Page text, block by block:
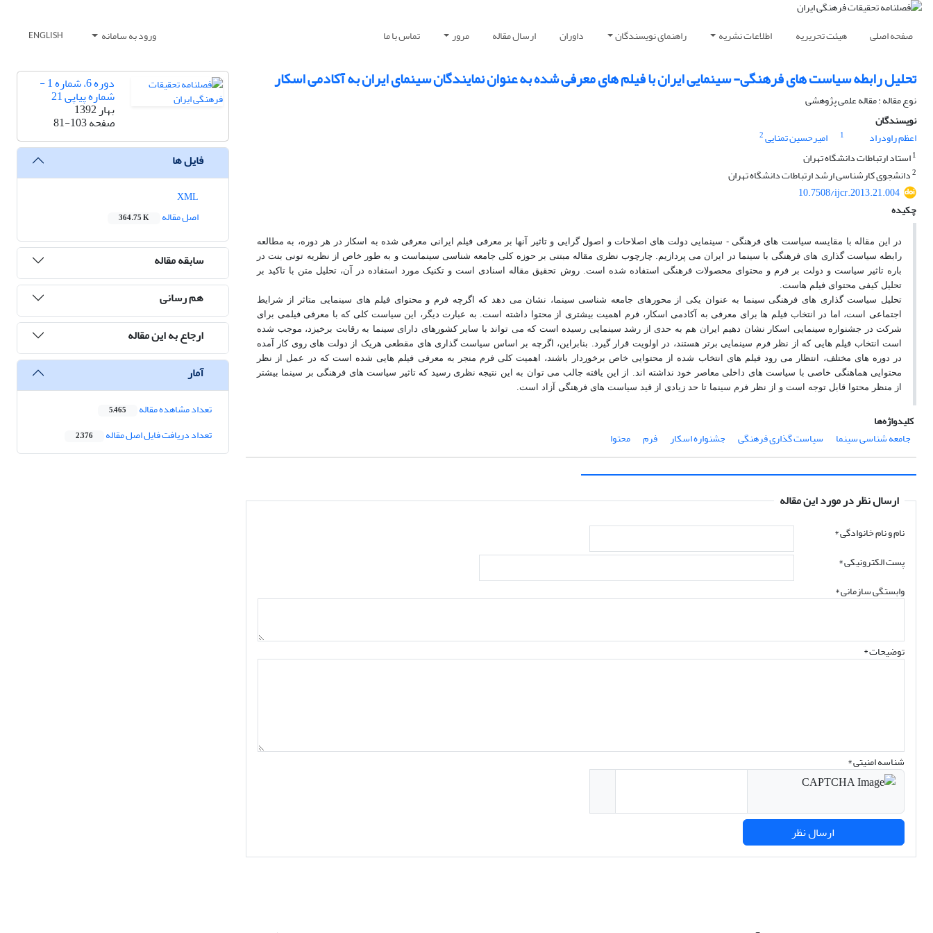
صفحه اصلی هیئت تحریریه اطلاعات نشریه راهنمای نویسندگان داوران ارسال مقاله مرور تماس با ما ورود به سامانه ENGLISH
تحلیل رابطه سیاست های فرهنگی- سینمایی ایران با فیلم های معرفی شده به عنوان نمایندگان سینمای ایران به آکادمی اسکار
نوع مقاله : مقاله علمی پژوهشی
نویسندگان
اعظم راودراد
1 امیرحسین تمنایی2
1استاد ارتباطات دانشگاه تهران
2دانشجوی کارشناسی ارشد ارتباطات دانشگاه تهران
10.7508/ijcr.2013.21.004
چکیده
در این مقاله با مقایسه سیاست های فرهنگی - سینمایی دولت های اصلاحات و اصول گرایی و تاثیر آنها بر معرفی فیلم ایرانی معرفی شده به اسکار در هر دوره، به مطالعه
رابطه سیاست گذاری های فرهنگی با سینما در ایران می پردازیم. چارچوب نظری مقاله مبتنی بر حوزه کلی جامعه شناسی سینماست و به طور خاص از نظریه تونی بنت در
باره تاثیر سیاست و دولت بر فرم و محتوای محصولات فرهنگی استفاده شده است. روش تحقیق مقاله اسنادی است و تکنیک مورد استفاده در آن، تحلیل متن با تاکید بر
تحلیل کیفی محتوای فیلم هاست.
تحلیل سیاست گذاری های فرهنگی سینما به عنوان یکی از محورهای جامعه شناسی سینما، نشان می دهد که اگرچه فرم و محتوای فیلم های سینمایی متاثر از شرایط
اجتماعی است، اما در انتخاب فیلم ها برای معرفی به آکادمی اسکار، فرم اهمیت بیشتری از محتوا داشته است. به عبارت دیگر، این سیاست کلی که با معرفی فیلمی برای
شرکت در جشنواره سینمایی اسکار نشان دهیم ایران هم به حدی از رشد سینمایی رسیده است که می تواند با سایر کشورهای دارای سینما به رقابت برخیزد، موجب شده
است انتخاب فیلم هایی که از نظر فرم سینمایی برتر هستند، در اولویت قرار گیرد. بنابراین، اگرچه بر اساس سیاست گذاری های مقطعی هریک از دولت های روی کار آمده
در دوره های مختلف، انتظار می رود فیلم های انتخاب شده از محتوایی خاص برخوردار باشند، اهمیت کلی فرم منجر به معرفی فیلم هایی شده است که در عمل از نظر
محتوایی هماهنگی خاصی با سیاست های داخلی معاصر خود نداشته اند. از این یافته جالب می توان به این نتیجه نظری رسید که تاثیر سیاست های فرهنگی بر سینما بیشتر
از منظر محتوا قابل توجه است و از نظر فرم سینما تا حد زیادی از قید سیاست های فرهنگی آزاد است.
کلیدواژه‌ها
جامعه شناسی سینما
سیاست گذاری فرهنگی جشنواره اسکار فرم محتوا
ارسال نظر در مورد این مقاله
نام و نام خانوادگی*
پست الکترونیکی*
وابستگی سازمانی *
توضیحات *
شناسه امنیتی *
دوره 6، شماره 1 -
شماره پیاپی 21
بهار 1392
صفحه81-103
فایل ها
اصل مقاله
364.75 K
سابقه مقاله
هم رسانی
ارجاع به این مقاله
آمار
تعداد مشاهده مقاله 5,465
تعداد دریافت فایل اصل مقاله 2,376